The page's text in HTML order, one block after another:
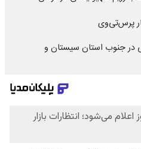
پرس‌تی‌وی
در جنوب استان سیستان و